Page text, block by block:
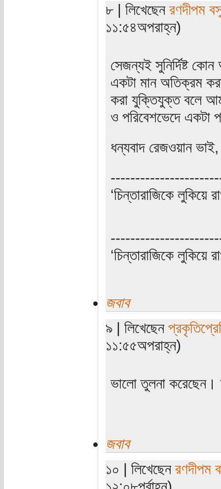
৮ | লিখেছেন রণদীপম
১১:৫৪অপরাহ্ন)
সেজন্যই সুনির্দিষ্ট
একটা মান অতিক্রম
করা যুক্তিযুক্ত বলে
ও পরিবেশভেদে একটা
ধন্যবাদ রেজওয়ান
‘চিন্তারাজিকে লুকিয়ে
‘চিন্তারাজিকে লুকিয়ে
জবাব
৯ | লিখেছেন
১১:৫৫অপরাহ্ন)
ভালো তুলনা
জবাব
১০ | লিখেছেন রণদীপম